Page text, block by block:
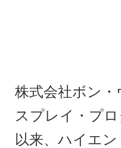
株式会社ボン
スプレイ・プ
以来、ハイエ